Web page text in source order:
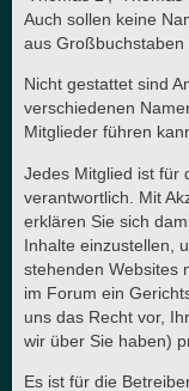
Auch sollen keine
aus Großbuchstaben
Nicht gestattet sind
verschiedenen
Mitglieder führen
Jedes Mitglied ist für
verantwortlich. Mit
erklären Sie sich
Inhalte einzustellen,
stehenden Websites
im Forum ein
uns das Recht vor,
wir über Sie haben)
Es ist für die